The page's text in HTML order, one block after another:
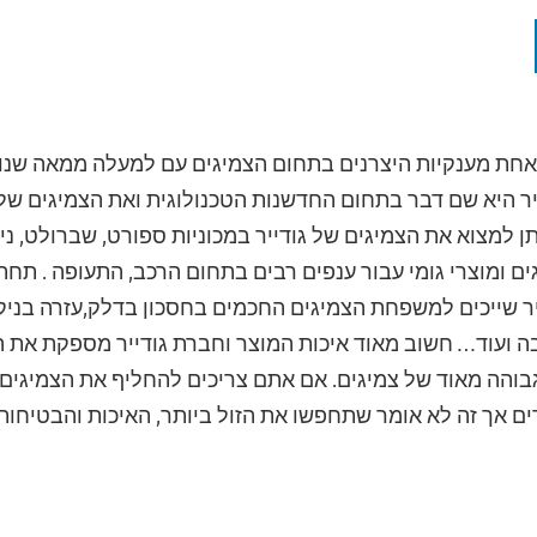
אחת מענקיות היצרנים בתחום הצמיגים עם למעלה ממאה
היא שם דבר בתחום החדשנות הטכנולוגית ואת הצמיגים
למצוא את הצמיגים של גודייר במכוניות ספורט, שברולט,
ומוצרי גומי עבור ענפים רבים בתחום הרכב, התעופה .
שייכים למשפחת הצמיגים החכמים בחסכון בדלק,עזרה
ועוד… חשוב מאוד איכות המוצר וחברת גודייר מספקת את
גבוהה מאוד של צמיגים. אם אתם צריכים להחליף את
אך זה לא אומר שתחפשו את הזול ביותר, האיכות